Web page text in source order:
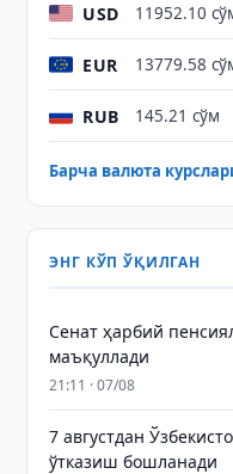
USD 11952.10
EUR 13779.58
RUB 145.21 сўм
Барча валюта
ЭНГ КЎП ЎҚИЛГАН
Сенат ҳарбий
маъқуллади
21:11 · 07/08
7 августдан
ўтказиш бошланади